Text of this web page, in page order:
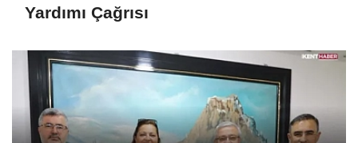
Yardımı Çağrısı